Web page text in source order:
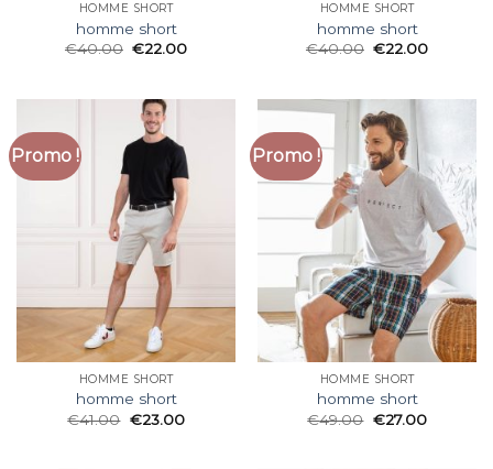
HOMME SHORT
homme short
€40.00 €22.00
HOMME SHORT
homme short
€40.00 €22.00
Promo !
HOMME SHORT
homme short
€41.00 €23.00
Promo !
HOMME SHORT
homme short
€49.00 €27.00